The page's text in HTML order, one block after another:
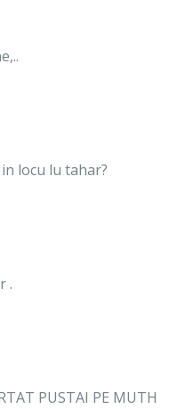
locu lu tahar?
.
PUSTAI PE MUTH